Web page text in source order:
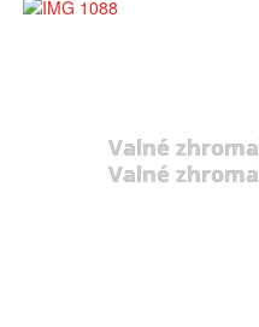
Valné
Valné